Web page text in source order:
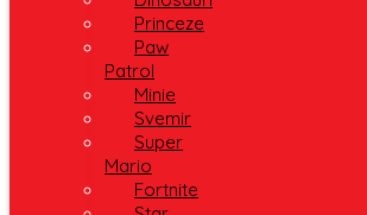
Princeze
Paw
Patrol
Minie
Svemir
Super
Mario
Fortnite